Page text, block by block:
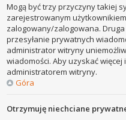
Mogą być trzy przyczyny takiej
zarejestrowanym
zalogowany/zalogowana. Druga
przesyłanie prywatnych
administrator witryny
wiadomości. Aby uzyskać
administratorem witryny.
Góra
Otrzymuję niechciane